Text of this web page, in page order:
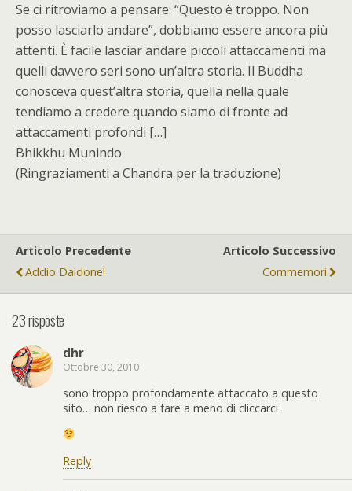
Se ci ritroviamo a pensare: “Questo è troppo. Non
posso lasciarlo andare”, dobbiamo essere ancora più
attenti. È facile lasciar andare piccoli attaccamenti ma
quelli davvero seri sono un’altra storia. Il Buddha
conosceva quest’altra storia, quella nella quale
tendiamo a credere quando siamo di fronte ad
attaccamenti profondi […]
Bhikkhu Munindo
(Ringraziamenti a Chandra per la traduzione)
Articolo Precedente
Addio Daidone!
Articolo Successivo
Commemori
23 risposte
dhr
Ottobre 30, 2010
sono troppo profondamente attaccato a questo
sito… non riesco a fare a meno di cliccarci
Reply